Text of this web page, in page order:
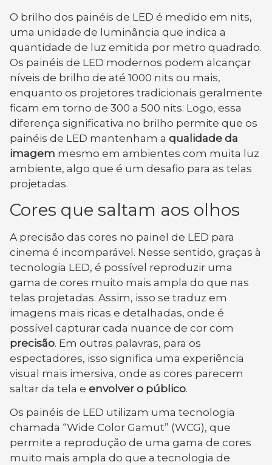
O brilho dos painéis de LED é medido em nits,
uma unidade de luminância que indica a
quantidade de luz emitida por metro quadrado.
Os painéis de LED modernos podem alcançar
níveis de brilho de até 1000 nits ou mais,
enquanto os projetores tradicionais geralmente
ficam em torno de 300 a 500 nits. Logo, essa
diferença significativa no brilho permite que os
painéis de LED mantenham a qualidade da
imagem mesmo em ambientes com muita luz
ambiente, algo que é um desafio para as telas
projetadas.
Cores que saltam aos olhos
A precisão das cores no painel de LED para
cinema é incomparável. Nesse sentido, graças à
tecnologia LED, é possível reproduzir uma
gama de cores muito mais ampla do que nas
telas projetadas. Assim, isso se traduz em
imagens mais ricas e detalhadas, onde é
possível capturar cada nuance de cor com
precisão. Em outras palavras, para os
espectadores, isso significa uma experiência
visual mais imersiva, onde as cores parecem
saltar da tela e envolver o público.
Os painéis de LED utilizam uma tecnologia
chamada “Wide Color Gamut” (WCG), que
permite a reprodução de uma gama de cores
muito mais ampla do que a tecnologia de